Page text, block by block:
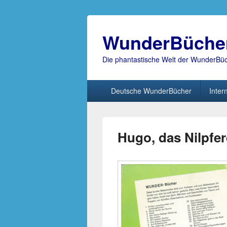
Die phantastische Welt der
Deutsche WunderBücher
Hugo, das